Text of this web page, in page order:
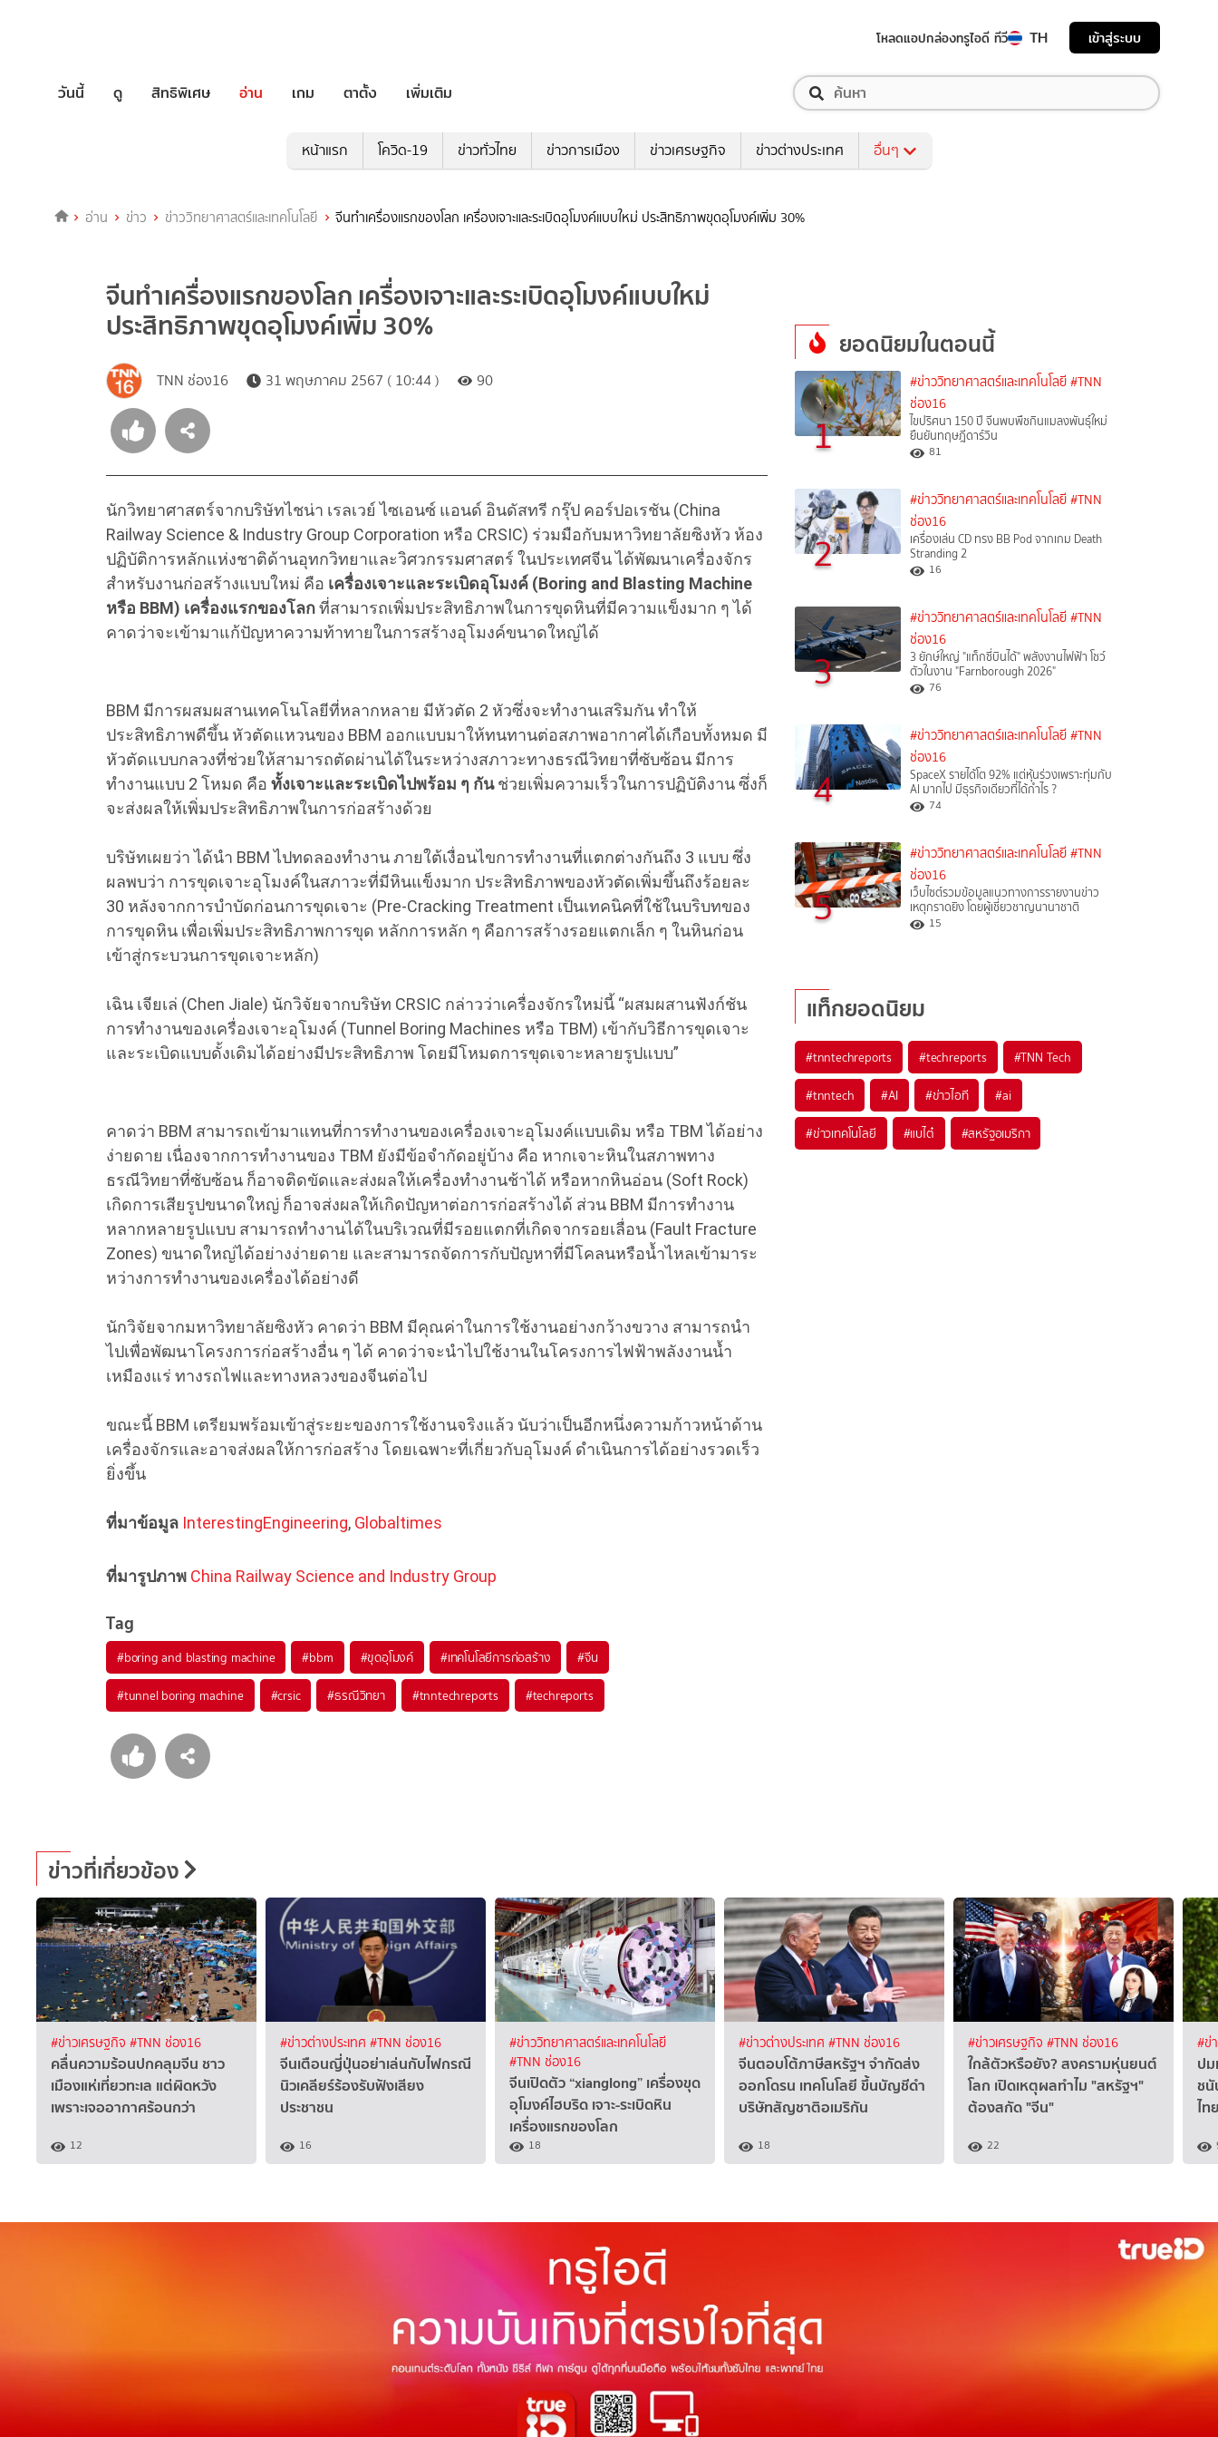
โหลดแอปกล่องทรูไอดี ทีวี TH เข้าสู่ระบบ
วันนี้ ดู สิทธิพิเศษ อ่าน เกม ตาตั้ง เพิ่มเติม
หน้าแรก โควิด-19 ข่าวทั่วไทย ข่าวการเมือง ข่าวเศรษฐกิจ ข่าวต่างประเทศ อื่นๆ
อ่าน ข่าว ข่าววิทยาศาสตร์และเทคโนโลยี จีนทำเครื่องแรกของโลก เครื่องเจาะและระเบิดอุโมงค์แบบใหม่ ประสิทธิภาพขุดอุโมงค์เพิ่ม 30%
จีนทำเครื่องแรกของโลก เครื่องเจาะและระเบิดอุโมงค์แบบใหม่
ประสิทธิภาพขุดอุโมงค์เพิ่ม 30%
TNN ช่อง16 31 พฤษภาคม 2567 ( 10:44 ) 90
นักวิทยาศาสตร์จากบริษัทไชน่า เรลเวย์ ไซเอนซ์ แอนด์ อินดัสทรี กรุ๊ป คอร์ปอเรชัน (China
Railway Science & Industry Group Corporation หรือ CRSIC) ร่วมมือกับมหาวิทยาลัยซิงหัว ห้อง
ปฏิบัติการหลักแห่งชาติด้านอุทกวิทยาและวิศวกรรมศาสตร์ ในประเทศจีน ได้พัฒนาเครื่องจักร
สำหรับงานก่อสร้างแบบใหม่ คือ เครื่องเจาะและระเบิดอุโมงค์ (Boring and Blasting Machine
หรือ BBM) เครื่องแรกของโลกที่สามารถเพิ่มประสิทธิภาพในการขุดหินที่มีความแข็งมาก ๆ ได้
คาดว่าจะเข้ามาแก้ปัญหาความท้าทายในการสร้างอุโมงค์ขนาดใหญ่ได้
BBM มีการผสมผสานเทคโนโลยีที่หลากหลาย มีหัวตัด 2 หัวซึ่งจะทำงานเสริมกัน ทำให้
ประสิทธิภาพดีขึ้น หัวตัดแหวนของ BBM ออกแบบมาให้ทนทานต่อสภาพอากาศได้เกือบทั้งหมด มี
หัวตัดแบบกลวงที่ช่วยให้สามารถตัดผ่านได้ในระหว่างสภาวะทางธรณีวิทยาที่ซับซ้อน มีการ
ทำงานแบบ 2 โหมด คือ ทั้งเจาะและระเบิดไปพร้อม ๆ กันช่วยเพิ่มความเร็วในการปฏิบัติงาน ซึ่งก็
จะส่งผลให้เพิ่มประสิทธิภาพในการก่อสร้างด้วย
บริษัทเผยว่า ได้นำ BBM ไปทดลองทำงาน ภายใต้เงื่อนไขการทำงานที่แตกต่างกันถึง 3 แบบ ซึ่ง
ผลพบว่า การขุดเจาะอุโมงค์ในสภาวะที่มีหินแข็งมาก ประสิทธิภาพของหัวตัดเพิ่มขึ้นถึงร้อยละ
30 หลังจากการบำบัดก่อนการขุดเจาะ (Pre-Cracking Treatment เป็นเทคนิคที่ใช้ในบริบทของ
การขุดหิน เพื่อเพิ่มประสิทธิภาพการขุด หลักการหลัก ๆ คือการสร้างรอยแตกเล็ก ๆ ในหินก่อน
เข้าสู่กระบวนการขุดเจาะหลัก)
เฉิน เจียเล่ (Chen Jiale) นักวิจัยจากบริษัท CRSIC กล่าวว่าเครื่องจักรใหม่นี้ “ผสมผสานฟังก์ชัน
การทำงานของเครื่องเจาะอุโมงค์ (Tunnel Boring Machines หรือ TBM) เข้ากับวิธีการขุดเจาะ
และระเบิดแบบดั้งเดิมได้อย่างมีประสิทธิภาพ โดยมีโหมดการขุดเจาะหลายรูปแบบ”
คาดว่า BBM สามารถเข้ามาแทนที่การทำงานของเครื่องเจาะอุโมงค์แบบเดิม หรือ TBM ได้อย่าง
ง่ายดาย เนื่องจากการทำงานของ TBM ยังมีข้อจำกัดอยู่บ้าง คือ หากเจาะหินในสภาพทาง
ธรณีวิทยาที่ซับซ้อน ก็อาจติดขัดและส่งผลให้เครื่องทำงานช้าได้ หรือหากหินอ่อน (Soft Rock)
เกิดการเสียรูปขนาดใหญ่ ก็อาจส่งผลให้เกิดปัญหาต่อการก่อสร้างได้ ส่วน BBM มีการทำงาน
หลากหลายรูปแบบ สามารถทำงานได้ในบริเวณที่มีรอยแตกที่เกิดจากรอยเลื่อน (Fault Fracture
Zones) ขนาดใหญ่ได้อย่างง่ายดาย และสามารถจัดการกับปัญหาที่มีโคลนหรือน้ำไหลเข้ามาระ
หว่างการทำงานของเครื่องได้อย่างดี
นักวิจัยจากมหาวิทยาลัยซิงหัว คาดว่า BBM มีคุณค่าในการใช้งานอย่างกว้างขวาง สามารถนำ
ไปเพื่อพัฒนาโครงการก่อสร้างอื่น ๆ ได้ คาดว่าจะนำไปใช้งานในโครงการไฟฟ้าพลังงานน้ำ
เหมืองแร่ ทางรถไฟและทางหลวงของจีนต่อไป
ขณะนี้ BBM เตรียมพร้อมเข้าสู่ระยะของการใช้งานจริงแล้ว นับว่าเป็นอีกหนึ่งความก้าวหน้าด้าน
เครื่องจักรและอาจส่งผลให้การก่อสร้าง โดยเฉพาะที่เกี่ยวกับอุโมงค์ ดำเนินการได้อย่างรวดเร็ว
ยิ่งขึ้น
ที่มาข้อมูล InterestingEngineering, Globaltimes
ที่มารูปภาพ China Railway Science and Industry Group
Tag
#boring and blasting machine #bbm #ขุดอุโมงค์ #เทคโนโลยีการก่อสร้าง #จีน
#tunnel boring machine #crsic #ธรณีวิทยา #tnntechreports #techreports
ยอดนิยมในตอนนี้
1
#ข่าววิทยาศาสตร์และเทคโนโลยี #TNN
ช่อง16
ไขปริศนา 150 ปี จีนพบพืชกินแมลงพันธุ์ใหม่
ยืนยันทฤษฎีดาร์วิน
81
2
#ข่าววิทยาศาสตร์และเทคโนโลยี #TNN
ช่อง16
เครื่องเล่น CD ทรง BB Pod จากเกม Death
Stranding 2
16
3
#ข่าววิทยาศาสตร์และเทคโนโลยี #TNN
ช่อง16
3 ยักษ์ใหญ่ "แท็กซี่บินได้" พลังงานไฟฟ้า โชว์
ตัวในงาน "Farnborough 2026"
76
4
#ข่าววิทยาศาสตร์และเทคโนโลยี #TNN
ช่อง16
SpaceX รายได้โต 92% แต่หุ้นร่วงเพราะทุ่มกับ
AI มากไป มีธุรกิจเดียวที่ได้กำไร ?
74
5
#ข่าววิทยาศาสตร์และเทคโนโลยี #TNN
ช่อง16
เว็บไซต์รวมข้อมูลแนวทางการรายงานข่าว
เหตุกราดยิง โดยผู้เชี่ยวชาญนานาชาติ
15
แท็กยอดนิยม
#tnntechreports #techreports #TNN Tech
#tnntech #AI #ข่าวไอที #ai
#ข่าวเทคโนโลยี #แบไต๋ #สหรัฐอเมริกา
ข่าวที่เกี่ยวข้อง
#ข่าวเศรษฐกิจ #TNN ช่อง16
คลื่นความร้อนปกคลุมจีน ชาว
เมืองแห่เที่ยวทะเล แต่ผิดหวัง
เพราะเจออากาศร้อนกว่า
12
#ข่าวต่างประเทศ #TNN ช่อง16
จีนเตือนญี่ปุ่นอย่าเล่นกับไฟกรณี
นิวเคลียร์ร้องรับฟังเสียง
ประชาชน
16
#ข่าววิทยาศาสตร์และเทคโนโลยี
#TNN ช่อง16
จีนเปิดตัว “xianglong” เครื่องขุด
อุโมงค์ไฮบริด เจาะ-ระเบิดหิน
เครื่องแรกของโลก
18
#ข่าวต่างประเทศ #TNN ช่อง16
จีนตอบโต้ภาษีสหรัฐฯ จำกัดส่ง
ออกโดรน เทคโนโลยี ขึ้นบัญชีดำ
บริษัทสัญชาติอเมริกัน
18
#ข่าวเศรษฐกิจ #TNN ช่อง16
ใกล้ตัวหรือยัง? สงครามหุ่นยนต์
โลก เปิดเหตุผลทำไม "สหรัฐฯ"
ต้องสกัด "จีน"
22
#ข่
ป
ช
ไ